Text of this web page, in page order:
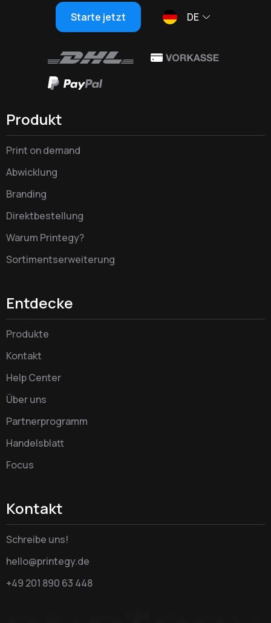
Starte jetzt DE
Produkt
Print on demand
Abwicklung
Branding
Direktbestellung
Warum Printegy?
Sortimentserweiterung
Entdecke
Produkte
Kontakt
Help Center
Über uns
Partnerprogramm
Handelsblatt
Focus
Kontakt
Schreibe uns!
hello@printegy.de
+49 201 890 63 448